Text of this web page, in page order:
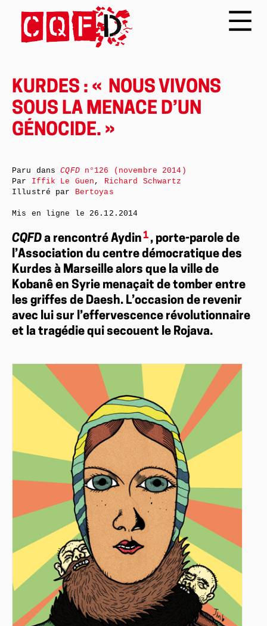
KURDES : « NOUS VIVONS
SOUS LA MENACE D’UN
GÉNOCIDE. »
CQFD a rencontré Aydin1 , porte-parole de
l’Association du centre démocratique des
Kurdes à Marseille alors que la ville de
Kobanê en Syrie menaçait de tomber entre
les griffes de Daesh. L’occasion de revenir
avec lui sur l’effervescence révolutionnaire
et la tragédie qui secouent le Rojava.
Paru dansCQFDn°126 (novembre 2014)
Par Iffik Le Guen , Richard Schwartz
Illustré par Bertoyas
Mis en ligne le 26.12.2014